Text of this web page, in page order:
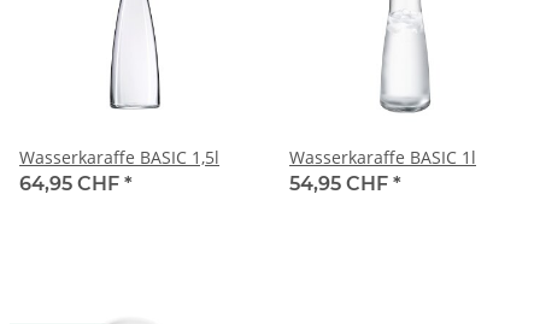
Wasserkaraffe BASIC 1,5l
64,95 CHF *
Wasserkaraffe BASIC 1l
54,95 CHF *